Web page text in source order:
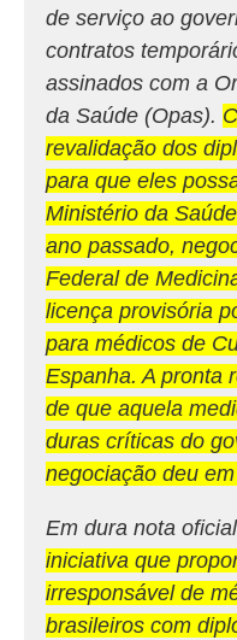
de serviço ao
contratos
assinados com a
da Saúde (Opas).
revalidação dos
para que eles
Ministério da
ano passado,
Federal de
licença provisória
para médicos de
Espanha. A pronta
de que aquela
duras críticas do
negociação deu
Em dura nota
iniciativa que
irresponsável de
brasileiros com